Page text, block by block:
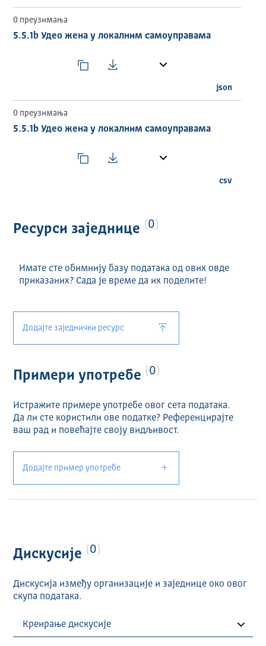
0 преузимања
5.5.1b Удео жена у локалним самоуправама
json
0 преузимања
5.5.1b Удео жена у локалним самоуправама
csv
Ресурси заједнице 0
Имате сте обимнију базу података од ових овде
приказаних? Сада је време да их поделите!
Додајте заједнички ресурс
Примери употребе 0
Истражите примере употребе овог сета података.
Да ли сте користили ове податке? Референцирајте
ваш рад и повећајте своју видљивост.
Додајте пример употребе
Дискусије 0
Дискусија између организације и заједнице око овог
скупа података.